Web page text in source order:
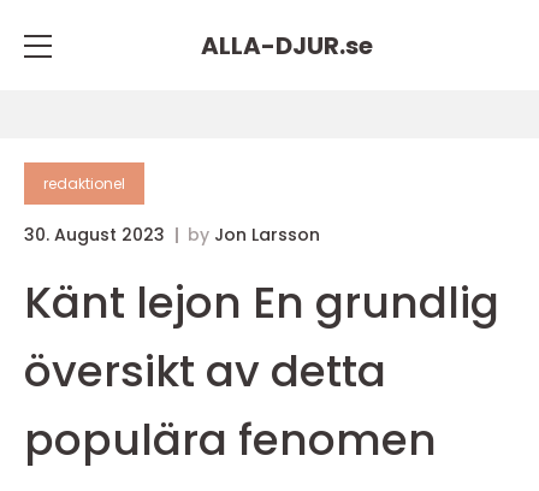
ALLA-DJUR.se
redaktionel
30. August 2023 by Jon Larsson
Känt lejon En grundlig
översikt av detta
populära fenomen